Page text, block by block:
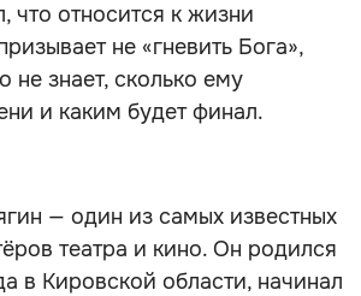
что относится к жизни
не «гневить Бога»,
не знает, сколько ему
и каким будет финал.
— один из самых известных
театра и кино. Он родился
в Кировской области, начинал